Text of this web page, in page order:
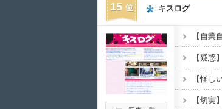
15 キスログ